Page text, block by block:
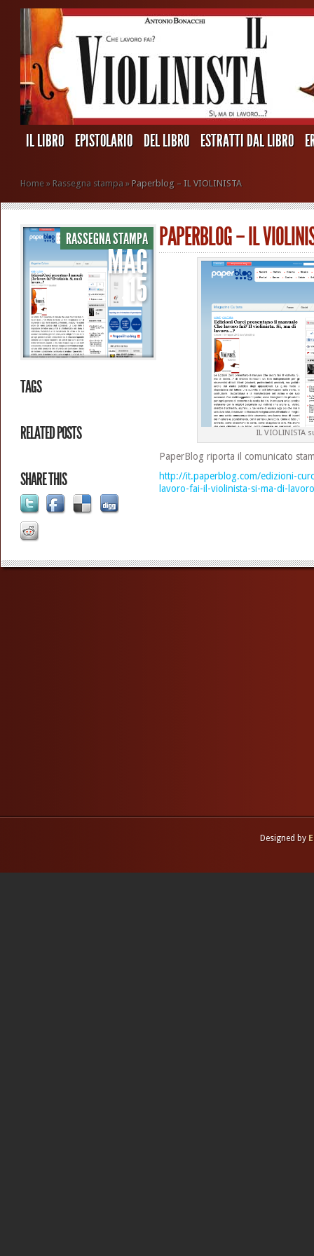
IL LIBRO EPISTOLARIO DEL LIBRO ESTRATTI DAL LIBRO
Home » Rassegna stampa » Paperblog – IL VIOLINISTA
RASSEGNA STAMPA
MAG
15
TAGS
RELATED POSTS
SHARE THIS
PAPERBLOG – IL
IL VIOLINISTA
PaperBlog riporta il comunicato
http://it.paperblog.com/edizioni-
lavoro-fai-il-violinista-si-ma-di-
Designed by